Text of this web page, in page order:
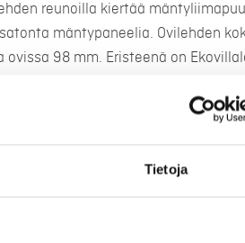
Tietoja
reunoilla kiertää
mäntypaneelia. Ovilehden
ovissa 98 mm. Eristeenä on
muotoiltu tuplatiiviste. Karmi
asiakkaan sävyyn. Kynnys
3 kpl ja alle 1890 mm korkeissa
LC102 ja säädettävä vastarauta.